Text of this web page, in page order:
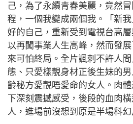
己，為了永續青春美麗，竟然
程，一個我變成兩個我。「新
好的自己，重新受到電視台高
以再闖事業人生高峰，然而發
來可怕終局。全片諷刺不許人
態、只愛樣靚身材正後生妹的
齡秘方愛靚唔愛命的女人。肉
下深刻震撼感受，後段的血肉
人，進場前沒想到原是半場科幻